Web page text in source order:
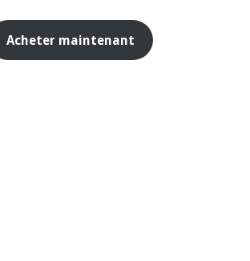
Acheter maintenant